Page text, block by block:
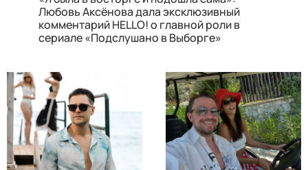
Любовь Аксёнова дала эксклюзивный
комментарий HELLO! о главной роли в
сериале «Подслушано в Выборге»